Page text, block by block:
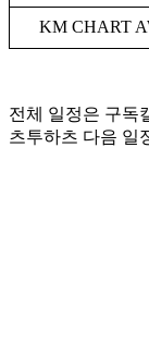
KM CHART
전체 일정은 구독
츠투하츠 다음 일